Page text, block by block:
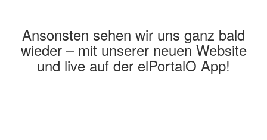
Ansonsten sehen wir uns ganz bald
wieder – mit unserer neuen Website
und live auf der elPortalO App!